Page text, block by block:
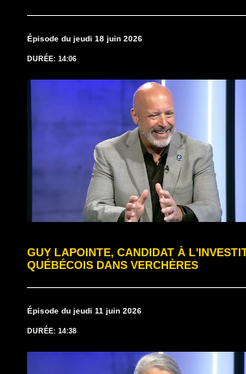
Épisode du jeudi 18 juin 2026
DURÉE: 14:06
GUY LAPOINTE, CANDIDAT À
QUÉBÉCOIS DANS VERCHÈRES
Épisode du jeudi 11 juin 2026
DURÉE: 14:38